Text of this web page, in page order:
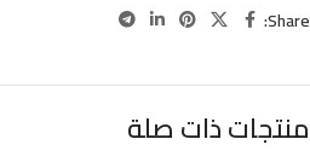
Share:
منتجات ذات صلة